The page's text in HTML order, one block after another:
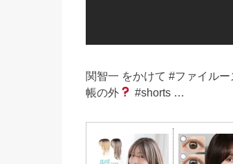
関智一 をかけて #ファイル
帳の外
#shorts …